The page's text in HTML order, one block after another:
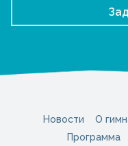
Новости О
Программа